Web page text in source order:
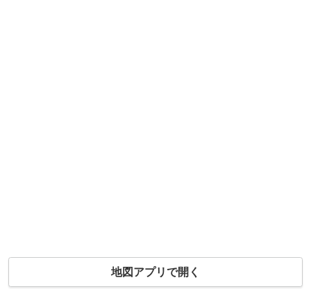
地図アプリで開く